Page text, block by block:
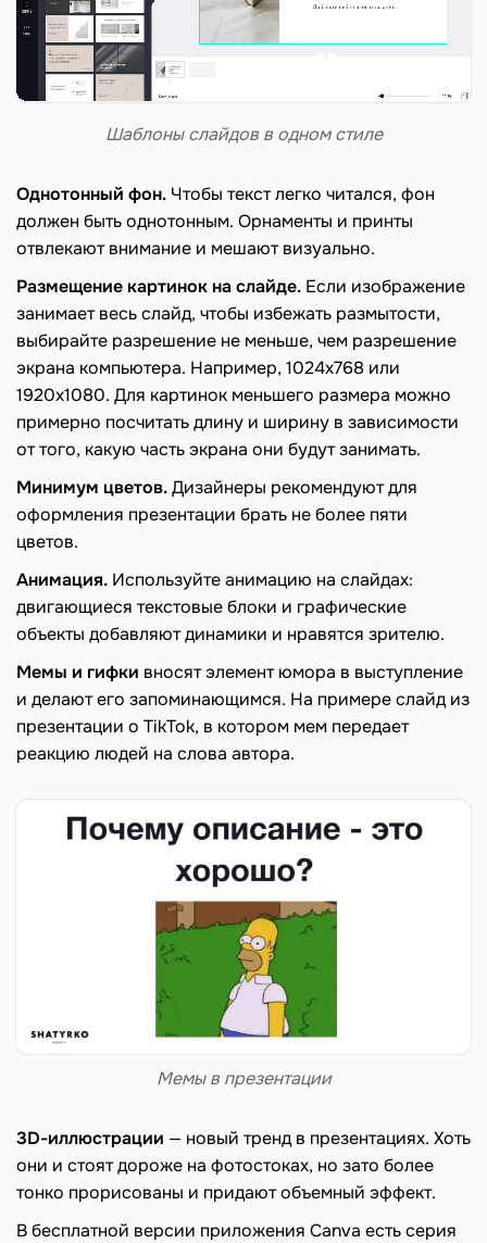
Шаблоны слайдов в одном стиле
Однотонный фон. Чтобы текст легко читался, фон
должен быть однотонным. Орнаменты и принты
отвлекают внимание и мешают визуально.
Размещение картинок на слайде. Если изображение
занимает весь слайд, чтобы избежать размытости,
выбирайте разрешение не меньше, чем разрешение
экрана компьютера. Например, 1024х768 или
1920х1080. Для картинок меньшего размера можно
примерно посчитать длину и ширину в зависимости
от того, какую часть экрана они будут занимать.
Минимум цветов.Дизайнеры рекомендуют для
оформления презентации брать не более пяти
цветов.
Анимация. Используйте анимацию на слайдах:
двигающиеся текстовые блоки и графические
объекты добавляют динамики и нравятся зрителю.
Мемы и гифки вносят элемент юмора в выступление
и делают его запоминающимся. На примере слайд из
презентации о TikTok, в котором мем передает
реакцию людей на слова автора.
Мемы в презентации
3D-иллюстрации — новый тренд в презентациях. Хоть
они и стоят дороже на фотостоках, но зато более
тонко прорисованы и придают объемный эффект.
В бесплатной версии приложения Canva есть серия